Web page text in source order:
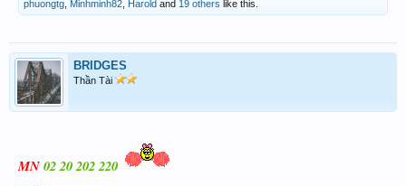
phuongtg Minhminh82 Harold and 19 others like this.
BRIDGES
Thần Tài
MN02 20 202 220